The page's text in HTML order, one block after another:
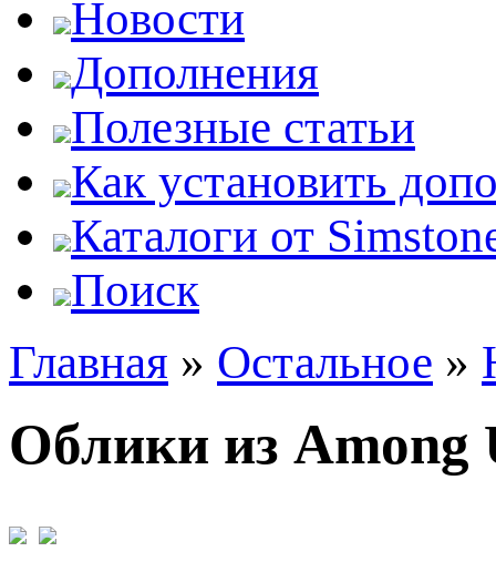
Новости
Дополнения
Полезные статьи
Как установить
Каталоги от
Поиск
Главная » Остальное »
Облики из Among